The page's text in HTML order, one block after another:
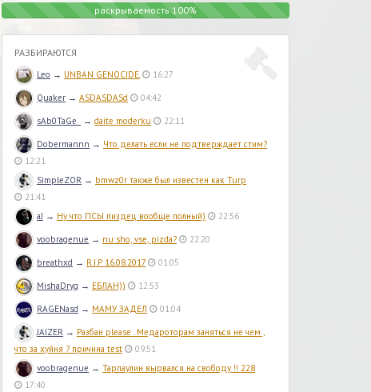
раскрываемость 100%
РАЗБИРАЮТСЯ
Leo → UNBAN GENOCIDE. 16:27
Quaker → ASDASDASd 04:42
sAb0TaGe_ → daite moderku 22:11
Dobermannn → Что делать если не подтверждает стим?
12:21
SimpleZOR → bmwz0r также был известен как Turp
21:41
aJ → Ну что ПСЫ пиздец вообще полный) 22:56
voobragenue → nu sho, vse, pizda? 22:20
breathxd → R.I.P 16.08.2017 01:05
MishaDryg → ЕБЛАН)) 12:53
RAGENasd → МАМУ ЗАДЕЛ 01:04
JAIZER → Разбан please . Медароторам заняться не чем ,
что за хуйня ? причина test
09:51
voobragenue → Тарпаулин вырвался на свободу !! 228
17:40